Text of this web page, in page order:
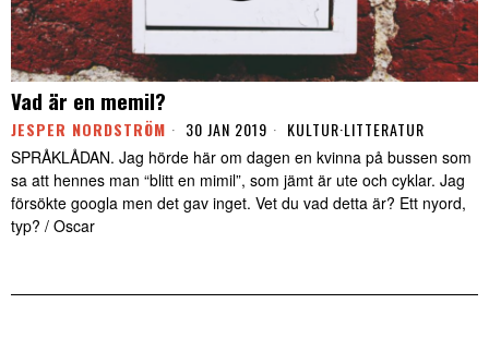
Vad är en memil?
JESPER NORDSTRÖM 30 JAN 2019 KULTUR·LITTERATUR
SPRÅKLÅDAN. Jag hörde här om dagen en kvinna på bussen som
sa att hennes man “blitt en mimil”, som jämt är ute och cyklar. Jag
försökte googla men det gav inget. Vet du vad detta är? Ett nyord,
typ? / Oscar